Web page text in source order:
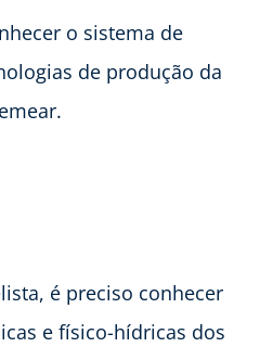
o sistema de
de produção da
é preciso conhecer
e físico-hídricas dos